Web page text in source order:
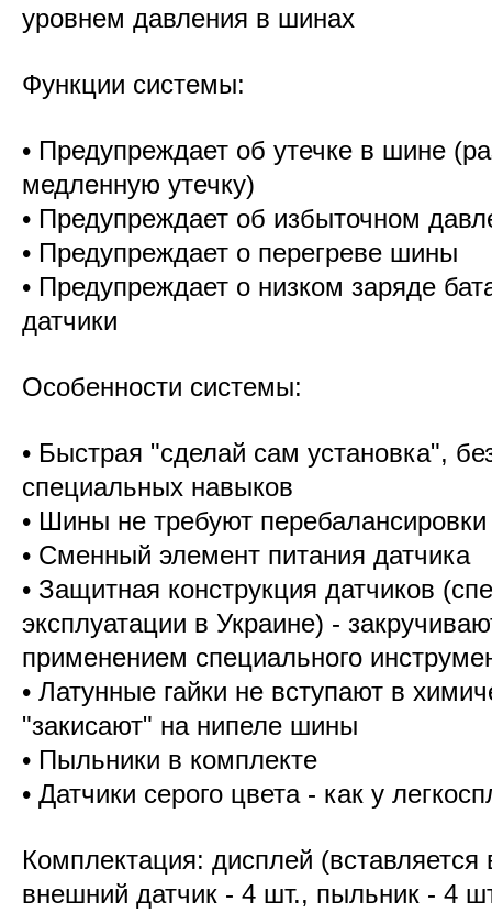
уровнем давления в шинах
Функции системы:
• Предупреждает об утечке в шине
медленную утечку)
• Предупреждает об избыточном
• Предупреждает о перегреве шины
• Предупреждает о низком заряде
датчики
Особенности системы:
• Быстрая "сделай сам установка",
специальных навыков
• Шины не требуют перебалансировки
• Сменный элемент питания датчика
• Защитная конструкция датчиков
эксплуатации в Украине) -
применением специального
• Латунные гайки не вступают в
"закисают" на нипеле шины
• Пыльники в комплекте
• Датчики серого цвета - как у
Комплектация: дисплей (вставляется
внешний датчик - 4 шт., пыльник - 4